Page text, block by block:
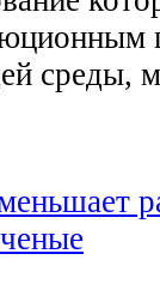
среды,